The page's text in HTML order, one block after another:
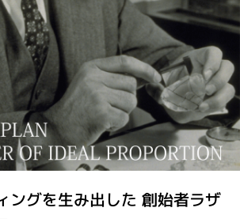
ングを生み出した 創始者ラザ